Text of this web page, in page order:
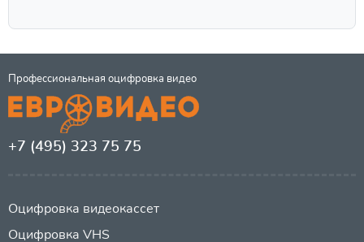
Профессиональная оцифровка видео
+7 (495) 323 75 75
Оцифровка видеокассет
Оцифровка VHS